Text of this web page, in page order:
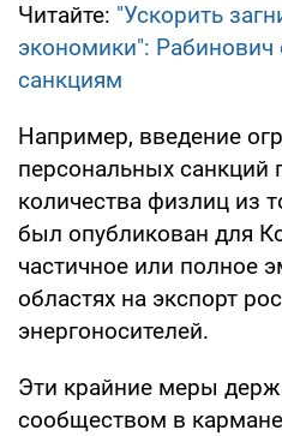
Читайте: "Ускорить
экономики": Рабинович
санкциям
Например, введение
персональных санкций
количества физлиц из
был опубликован для
частичное или полное
областях на экспорт
энергоносителей.
Эти крайние меры
сообществом в кармане